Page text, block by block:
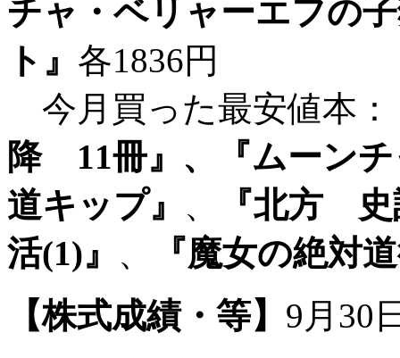
チャ・ベリャーエフの
ト』 各1836円
今月買った最安値本：
降 11冊』、『ムーン
道キップ』 、
『北方
活(1)』 、
『魔女の絶対
【株式成績・等】 9月30